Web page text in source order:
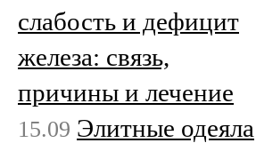
слабость и дефицит
железа: связь,
причины и лечение
15.09 Элитные одеяла